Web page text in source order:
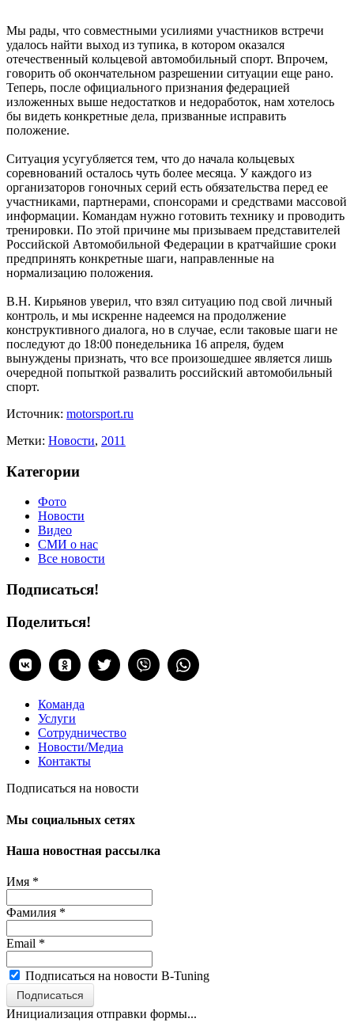
Мы рады, что совместными усилиями участников встречи
удалось найти выход из тупика, в котором оказался
отечественный кольцевой автомобильный спорт. Впрочем,
говорить об окончательном разрешении ситуации еще рано.
Теперь, после официального признания федерацией
изложенных выше недостатков и недоработок, нам хотелось
бы видеть конкретные дела, призванные исправить
положение.
Ситуация усугубляется тем, что до начала кольцевых
соревнований осталось чуть более месяца. У каждого из
организаторов гоночных серий есть обязательства перед ее
участниками, партнерами, спонсорами и средствами массовой
информации. Командам нужно готовить технику и проводить
тренировки. По этой причине мы призываем представителей
Российской Автомобильной Федерации в кратчайшие сроки
предпринять конкретные шаги, направленные на
нормализацию положения.
В.Н. Кирьянов уверил, что взял ситуацию под свой личный
контроль, и мы искренне надеемся на продолжение
конструктивного диалога, но в случае, если таковые шаги не
последуют до 18:00 понедельника 16 апреля, будем
вынуждены признать, что все произошедшее является лишь
очередной попыткой развалить российский автомобильный
спорт.
Источник: motorsport.ru
Метки: Новости, 2011
Категории
Фото
Новости
Видео
СМИ о нас
Все новости
Подписаться!
Поделиться!
Команда
Услуги
Сотрудничество
Новости/Медиа
Контакты
Подписаться на новости
Мы социальных сетях
Наша новостная рассылка
Имя *
Фамилия *
Email *
Подписаться на новости B-Tuning
Подписаться
Инициализация отправки формы...